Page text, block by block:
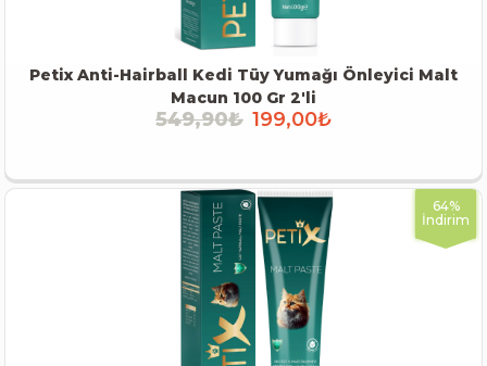
Petix Anti-Hairball Kedi Tüy Yumağı Önleyici Malt
Macun 100 Gr 2'li
549,90₺ 199,00₺
64%
İndirim